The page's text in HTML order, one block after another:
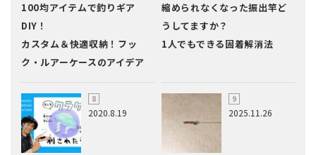
100均アイテムで釣りギア
DIY！
カスタム＆快適収納！フッ
ク・ルアーケースのアイデア
縮められなくなった振出竿ど
うしてますか？
1人でもできる固着解消法
2020.8.19 2025.11.26